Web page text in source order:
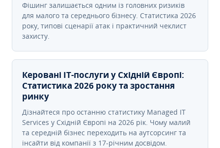
Фішинг залишається одним із головних ризиків
для малого та середнього бізнесу. Статистика 2026
року, типові сценарії атак і практичний чеклист
захисту.
Керовані ІТ-послуги у Східній Європі:
Статистика 2026 року та зростання
ринку
Дізнайтеся про останню статистику Managed IT
Services у Східній Європі на 2026 рік. Чому малий
та середній бізнес переходить на аутсорсинг та
інсайти від компанії з 17-річним досвідом.